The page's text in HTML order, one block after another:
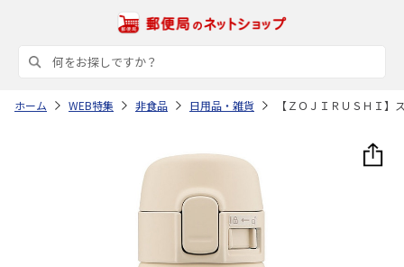
ホーム WEB特集 非食品 日用品・雑貨 【ＺＯＪＩＲＵＳＨＩ